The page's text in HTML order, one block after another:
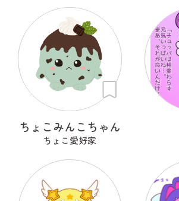
ちょこみんこちゃん
ちょこ愛好家